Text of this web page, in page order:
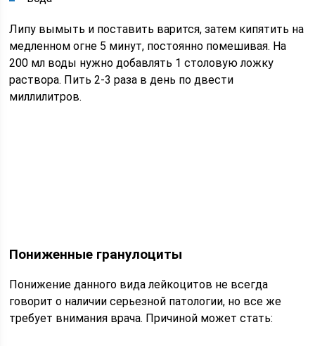
Липу вымыть и поставить варится, затем кипятить на
медленном огне 5 минут, постоянно помешивая. На
200 мл воды нужно добавлять 1 столовую ложку
раствора. Пить 2-3 раза в день по двести
миллилитров.
Пониженные гранулоциты
Понижение данного вида лейкоцитов не всегда
говорит о наличии серьезной патологии, но все же
требует внимания врача. Причиной может стать: